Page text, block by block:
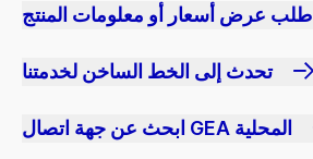
طلب عرض أسعار أو معلومات المنتج
تحدث إلى الخط الساخن لخدمتنا
ابحث عن جهة اتصال GEA المحلية